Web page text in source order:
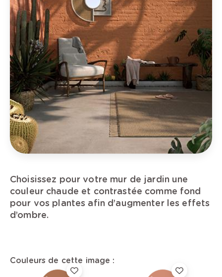
Choisissez pour votre mur de jardin une
couleur chaude et contrastée comme fond
pour vos plantes afin d’augmenter les effets
d’ombre.
Couleurs de cette image :